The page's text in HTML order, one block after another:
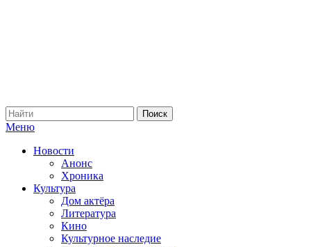
Меню
Новости
Анонс
Хроника
Культура
Дом актёра
Литература
Кино
Культурное наследие